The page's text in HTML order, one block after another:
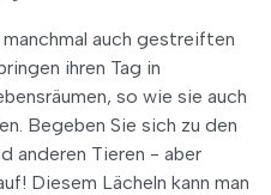
auch gestreiften
ihren Tag in
so wie sie auch
Begeben Sie sich zu den
anderen Tieren - aber
Diesem Lächeln kann man